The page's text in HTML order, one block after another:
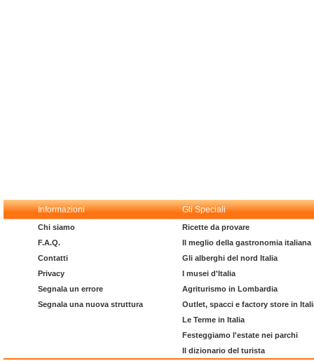
Informazioni Gli Speciali
Chi siamo
F.A.Q.
Contatti
Privacy
Segnala un errore
Segnala una nuova struttura
Ricette da provare
Il meglio della gastronomia italiana
Gli alberghi del nord Italia
I musei d'Italia
Agriturismo in Lombardia
Outlet, spacci e factory store in
Le Terme in Italia
Festeggiamo l'estate nei parchi
Il dizionario del turista